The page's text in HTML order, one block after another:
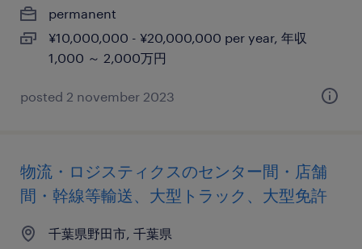
permanent
¥10,000,000 - ¥20,000,000 per year, 年収
1,000 ～ 2,000万円
posted 2 november 2023
物流・ロジスティクスのセンター間・店舗
間・幹線等輸送、大型トラック、大型免許
千葉県野田市, 千葉県